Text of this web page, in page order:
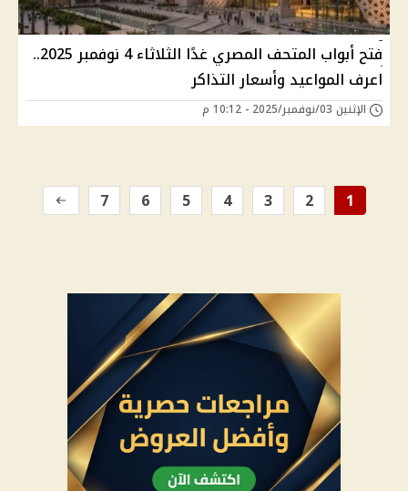
فتح أبواب المتحف المصري غدًا الثلاثاء 4 نوفمبر 2025..
اعرف المواعيد وأسعار التذاكر
الإثنين 03/نوفمبر/2025 - 10:12 م
1
2
3
4
5
6
7